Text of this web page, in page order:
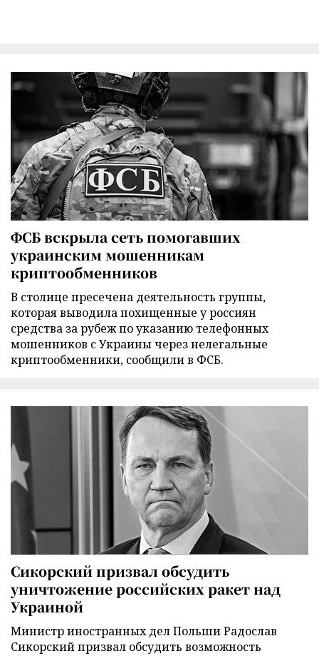
ФСБ вскрыла сеть помогавших
украинским мошенникам
криптообменников
В столице пресечена деятельность группы,
которая выводила похищенные у россиян
средства за рубеж по указанию телефонных
мошенников с Украины через нелегальные
криптообменники, сообщили в ФСБ.
Сикорский призвал обсудить
уничтожение российских ракет над
Украиной
Министр иностранных дел Польши Радослав
Сикорский призвал обсудить возможность